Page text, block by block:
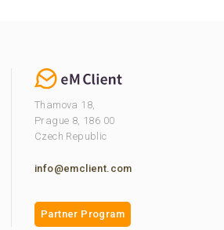
Thamova 18,
Prague 8, 186 00
Czech Republic
info@emclient.com
Partner Program